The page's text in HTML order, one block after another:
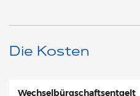
Die Kosten
Wechselbürgschaftsentgelt